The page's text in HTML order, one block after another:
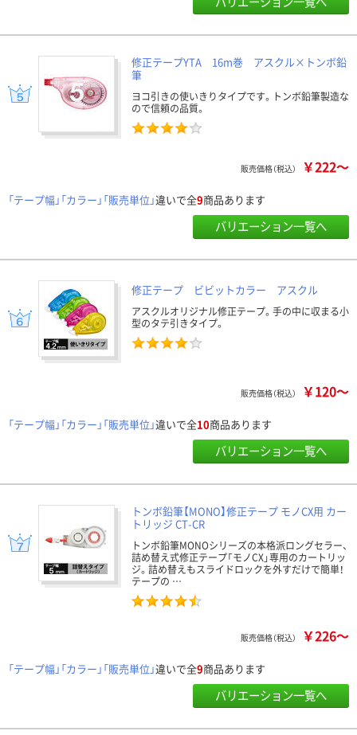
修正テープYTA 16m巻 アスクル×トンボ鉛
筆
ヨコ引きの使いきりタイプです。トンボ鉛筆製造な
ので信頼の品質。
販売価格（税込） ￥222～
「テープ幅」「カラー」「販売単位」違いで全9商品あります
バリエーション一覧へ
修正テープ ビビットカラー アスクル
アスクルオリジナル修正テープ。手の中に収まる小
型のタテ引きタイプ。
販売価格（税込） ￥120～
「テープ幅」「カラー」「販売単位」違いで全10商品あります
バリエーション一覧へ
トンボ鉛筆【MONO】修正テープ モノCX用 カー
トリッジ CT-CR
トンボ鉛筆MONOシリーズの本格派ロングセラー、
詰め替え式修正テープ「モノCX」専用のカートリッ
ジ。詰め替えもスライドロックを外すだけで簡単！
テープの …
販売価格（税込） ￥226～
「テープ幅」「カラー」「販売単位」違いで全9商品あります
バリエーション一覧へ